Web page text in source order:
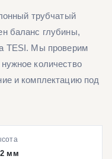
трубчатый
баланс глубины,
TESI. Мы проверим
количество
и комплектацию под
мм